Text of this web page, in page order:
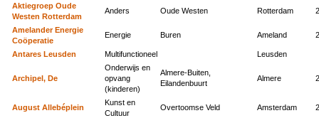
Aktiegroep Oude
Westen Rotterdam
Anders Oude Westen Rotterdam
Amelander Energie
Coöperatie
Energie Buren Ameland
Antares Leusden Multifunctioneel Leusden
Archipel, De
Onderwijs en
opvang
(kinderen)
Almere-Buiten,
Eilandenbuurt
Almere
August Allebéplein
Kunst en
Cultuur
Overtoomse Veld Amsterdam